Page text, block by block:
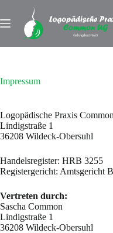
springen
Impressum
Logopädische Praxis
Lindigstraße 1
36208 Wildeck-Obersuhl
Handelsregister: HRB 3255
Registergericht: Amtsgericht
Vertreten durch:
Sascha Common
Lindigstraße 1
36208 Wildeck-Obersuhl